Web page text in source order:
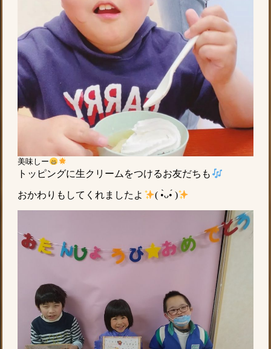
美味しー
トッピングに生クリームをつけるお友だちも
おかわりもしてくれましたよ ( •̀ᴗ•́ )